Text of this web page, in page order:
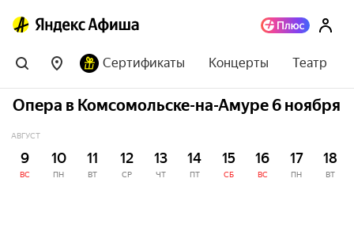
Сертификаты Концерты Театр
Опера в Комсомольске-на-Амуре 6 ноября
АВГУСТ
9
ВС
10
ПН
11
ВТ
12
СР
13
ЧТ
14
ПТ
15
СБ
16
ВС
17
ПН
18
ВТ